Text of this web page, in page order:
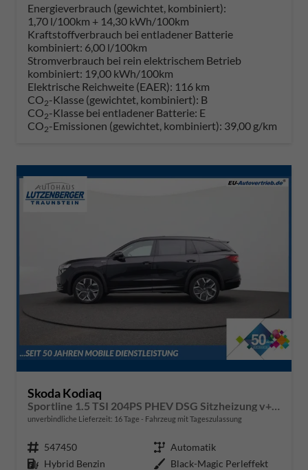
Energieverbrauch (gewichtet, kombiniert):
1,70 l/100km + 14,30 kWh/100km
Kraftstoffverbrauch bei entladener Batterie
kombiniert: 6,00 l/100km
Stromverbrauch bei rein elektrischem Betrieb
kombiniert: 19,00 kWh/100km
Elektrische Reichweite (EAER): 116 km
CO2-Klasse (gewichtet, kombiniert): B
CO2-Klasse bei entladener Batterie: E
CO2-Emissionen (gewichtet, kombiniert): 39,00 g/km
Skoda Kodiaq
unverbindliche Lieferzeit: 16 Tage Fahrzeug mit Tageszulassung
Fahrzeugnr. 547450 Getriebe Automatik
Kraftstoff Hybrid Benzin Außenfarbe Black-Magic Perleffekt